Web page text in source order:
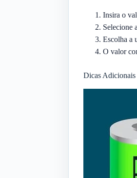
Insira o
Selecione
Escolha a
O valor
Dicas Adicionais